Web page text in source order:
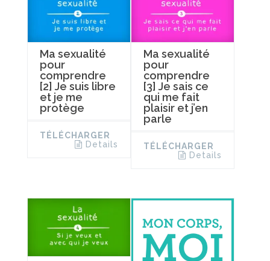
Ma sexualité
pour
comprendre
[2] Je suis libre
et je me
protège
TÉLÉCHARGER
Details
Ma sexualité
pour
comprendre
[3] Je sais ce
qui me fait
plaisir et j’en
parle
TÉLÉCHARGER
Details